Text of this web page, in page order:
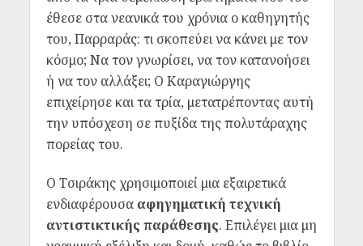
έθεσε στα νεανικά του χρόνια ο καθηγητής
του, Παρραράς: τι σκοπεύει να κάνει με τον
κόσμο; Να τον γνωρίσει, να τον κατανοήσει
ή να τον αλλάξει; Ο Καραγιώργης
επιχείρησε και τα τρία, μετατρέποντας αυτή
την υπόσχεση σε πυξίδα της πολυτάραχης
πορείας του.
Ο Τσιράκης χρησιμοποιεί μια εξαιρετικά
ενδιαφέρουσα αφηγηματική τεχνική
αντιστικτικής παράθεσης. Επιλέγει μια μη